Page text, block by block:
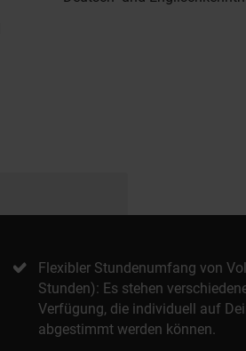
Flexibler Stundenumfang von
Stunden): Es stehen
Verfügung, die individuell auf
abgestimmt werden können.